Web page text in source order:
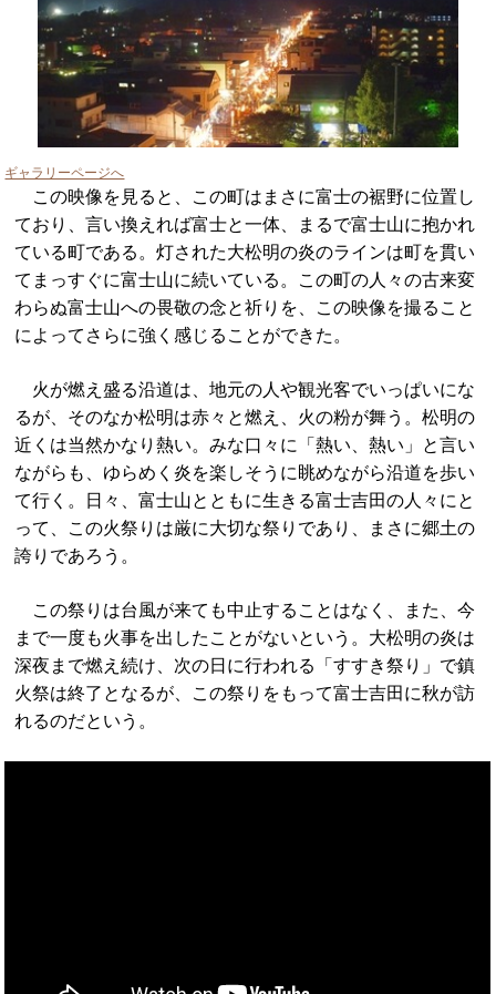
ギャラリーページへ
この映像を見ると、この町はまさに富士の裾野に位置し
ており、言い換えれば富士と一体、まるで富士山に抱かれ
ている町である。灯された大松明の炎のラインは町を貫い
てまっすぐに富士山に続いている。この町の人々の古来変
わらぬ富士山への畏敬の念と祈りを、この映像を撮ること
によってさらに強く感じることができた。
火が燃え盛る沿道は、地元の人や観光客でいっぱいにな
るが、そのなか松明は赤々と燃え、火の粉が舞う。松明の
近くは当然かなり熱い。みな口々に「熱い、熱い」と言い
ながらも、ゆらめく炎を楽しそうに眺めながら沿道を歩い
て行く。日々、富士山とともに生きる富士吉田の人々にと
って、この火祭りは厳に大切な祭りであり、まさに郷土の
誇りであろう。
この祭りは台風が来ても中止することはなく、また、今
まで一度も火事を出したことがないという。大松明の炎は
深夜まで燃え続け、次の日に行われる「すすき祭り」で鎮
火祭は終了となるが、この祭りをもって富士吉田に秋が訪
れるのだという。